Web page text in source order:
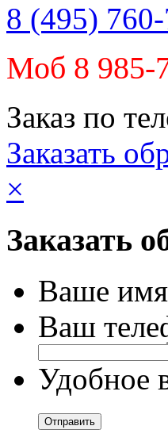
8 (495)
Моб 8 985-
Заказ по
Заказать
×
Заказать
Ваше имя
Ваш
Удобное